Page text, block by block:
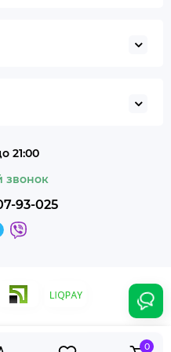
0
Продано
21:00
звонок
93-025